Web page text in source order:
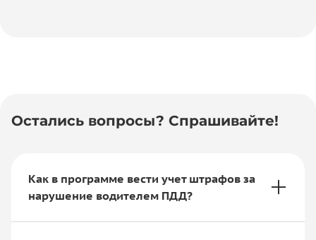
Остались вопросы? Спрашивайте!
Как в программе вести учет штрафов за
нарушение водителем ПДД?